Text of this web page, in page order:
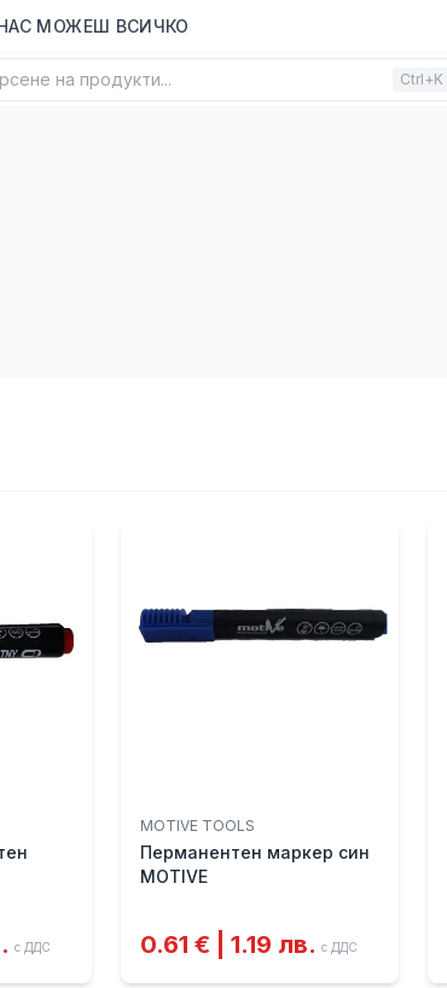
МОЖЕШ ВСИЧКО
на продукти... Ctrl+K
с ДДС
MOTIVE TOOLS
Перманентен маркер син
MOTIVE
0.61 € | 1.19 лв. с ДДС